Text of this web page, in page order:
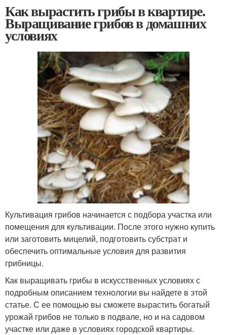
Как вырастить грибы в квартире.
Выращивание грибов в домашних
условиях
Культивация грибов начинается с подбора участка или
помещения для культивации. После этого нужно купить
или заготовить мицелий, подготовить субстрат и
обеспечить оптимальные условия для развития
грибницы.
Как выращивать грибы в искусственных условиях с
подробным описанием технологии вы найдете в этой
статье. С ее помощью вы сможете вырастить богатый
урожай грибов не только в подвале, но и на садовом
участке или даже в условиях городской квартиры.